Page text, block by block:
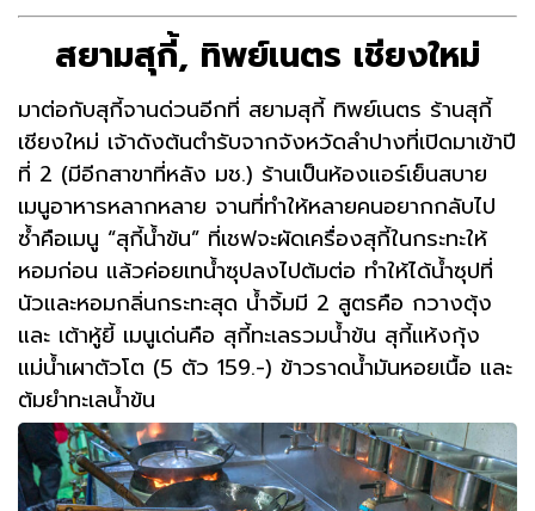
สยามสุกี้, ทิพย์เนตร เชียงใหม่
มาต่อกับสุกี้จานด่วนอีกที่ สยามสุกี้ ทิพย์เนตร ร้านสุกี้
เชียงใหม่ เจ้าดังต้นตำรับจากจังหวัดลำปางที่เปิดมาเข้าปี
ที่ 2 (มีอีกสาขาที่หลัง มช.) ร้านเป็นห้องแอร์เย็นสบาย
เมนูอาหารหลากหลาย จานที่ทำให้หลายคนอยากกลับไป
ซ้ำคือเมนู “สุกี้น้ำข้น” ที่เชฟจะผัดเครื่องสุกี้ในกระทะให้
หอมก่อน แล้วค่อยเทน้ำซุปลงไปต้มต่อ ทำให้ได้น้ำซุปที่
นัวและหอมกลิ่นกระทะสุด น้ำจิ้มมี 2 สูตรคือ กวางตุ้ง
และ เต้าหู้ยี้ เมนูเด่นคือ สุกี้ทะเลรวมน้ำข้น สุกี้แห้งกุ้ง
แม่น้ำเผาตัวโต (5 ตัว 159.-) ข้าวราดน้ำมันหอยเนื้อ และ
ต้มยำทะเลน้ำข้น